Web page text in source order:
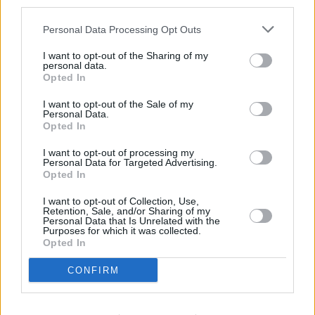
Personal Data Processing Opt Outs
I want to opt-out of the Sharing of my
personal data.
Opted In
I want to opt-out of the Sale of my
Personal Data.
Opted In
I want to opt-out of processing my
Personal Data for Targeted Advertising.
Opted In
I want to opt-out of Collection, Use,
Retention, Sale, and/or Sharing of my
Personal Data that Is Unrelated with the
Purposes for which it was collected.
Opted In
CONFIRM
Vybrané články
Prima sport - co nabídne v prvním
vysílacím týdnu
Kdy a kde bude Prima sport k
naladění na Skylinku
Parabola.cz- web o satelitní, terestrické a kabelové televizi, ©
O webu parabola.cz•O souborech cookies•
Dovolená u moře